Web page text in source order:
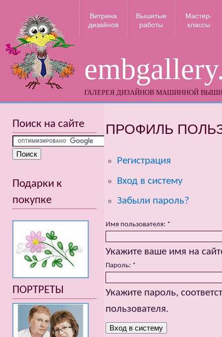
ГАЛЕРЕЯ ДИЗАЙНОВ МАШИННОЙ
Витрина
дизайнов
Вышитые
работы
Мастер-
классы
ПРОФИЛЬ
Регистрация
Вход в систему
Забыли пароль?
Имя пользователя: *
Укажите ваше имя на
Пароль: *
Укажите пароль,
пользователя.
Поиск на сайте
Подарки к
покупке
ПОРТРЕТЫ